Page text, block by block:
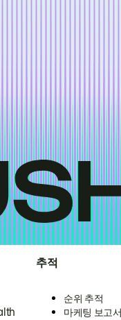
추적
순위 추적
마케팅 보고